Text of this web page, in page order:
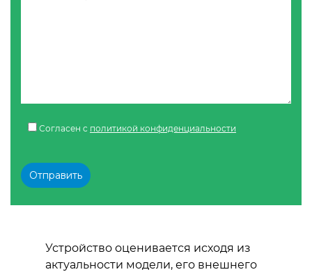
Согласен c политикой конфиденциальности
Устройство оценивается исходя из
актуальности модели, его внешнего